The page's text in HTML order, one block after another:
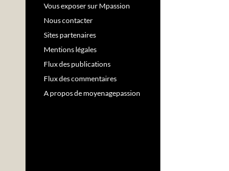
Vous exposer sur Mpassion
Nous contacter
Sites partenaires
Mentions légales
Flux des publications
Flux des commentaires
A propos de moyenagepassion